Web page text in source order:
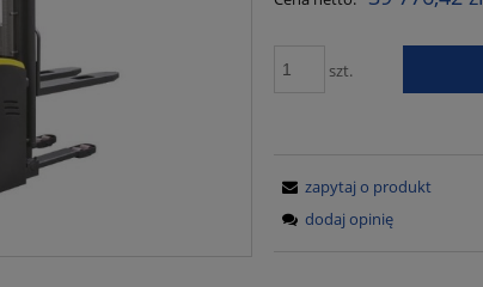
szt.
zapytaj o produkt
dodaj opinię